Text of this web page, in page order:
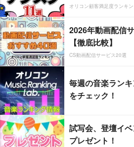
オリコン顧客満足度ランキ
2026年動画配信
【徹底比較】
CS動画配信サービス20選
毎週の音楽ラン
をチェック！
試写会、登壇イ
プレゼント！